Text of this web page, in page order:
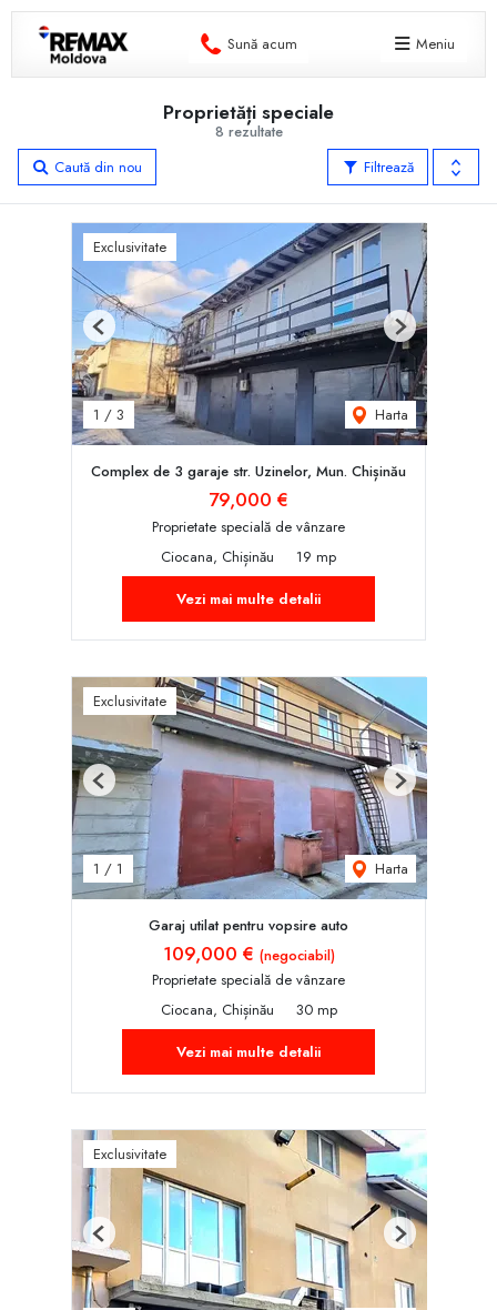
Sună acum Meniu
8 rezultate
Proprietăți speciale
Filtrează
Caută din nou
Exclusivitate
1 / 3 Harta
Previous Next
Complex de 3 garaje str. Uzinelor, Mun. Chișinău
79,000 €
Proprietate specială de vânzare
Ciocana, Chișinău
19 mp
Vezi mai multe detalii
Exclusivitate
1 / 1 Harta
Previous Next
Garaj utilat pentru vopsire auto
109,000 € (negociabil)
Proprietate specială de vânzare
Ciocana, Chișinău
30 mp
Vezi mai multe detalii
Exclusivitate
Previous Next